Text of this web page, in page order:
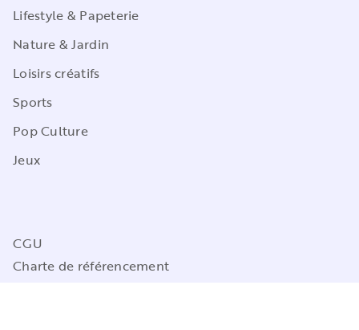
Lifestyle & Papeterie
Nature & Jardin
Loisirs créatifs
Sports
Pop Culture
Jeux
CGU
Charte de référencement